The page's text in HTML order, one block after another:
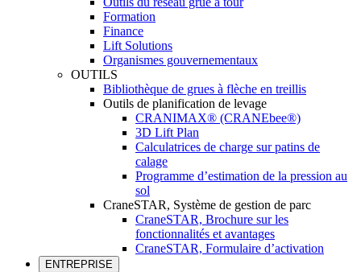
Formation
Finance
Lift Solutions
Organismes gouvernementaux
OUTILS
Bibliothèque de grues à flèche en treillis
Outils de planification de levage
CRANIMAX® (CRANEbee®)
3D Lift Plan
Calculatrices de charge sur patins de
calage
Programme d’estimation de la pression au
sol
CraneSTAR, Système de gestion de parc
CraneSTAR, Brochure sur les
fonctionnalités et avantages
CraneSTAR, Formulaire d’activation
ENTREPRISE